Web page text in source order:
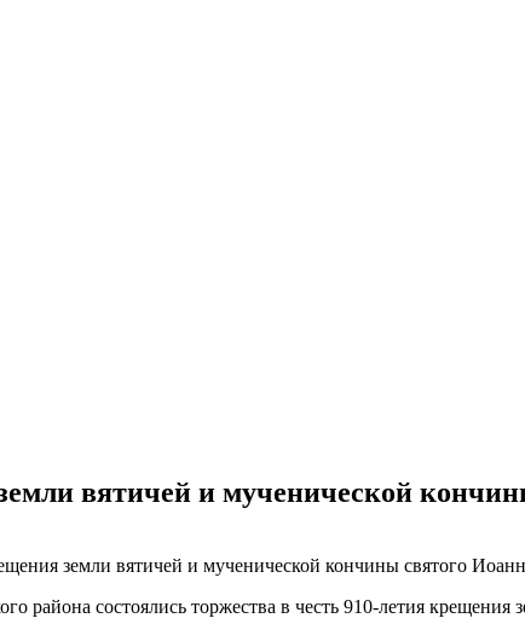
вятичей и мученической
района состоялись торжества в честь 910-летия